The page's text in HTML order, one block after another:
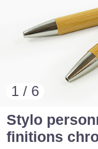
1 / 6
Stylo
finitions